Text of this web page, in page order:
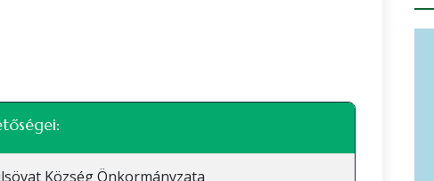
Község Önkormányzata